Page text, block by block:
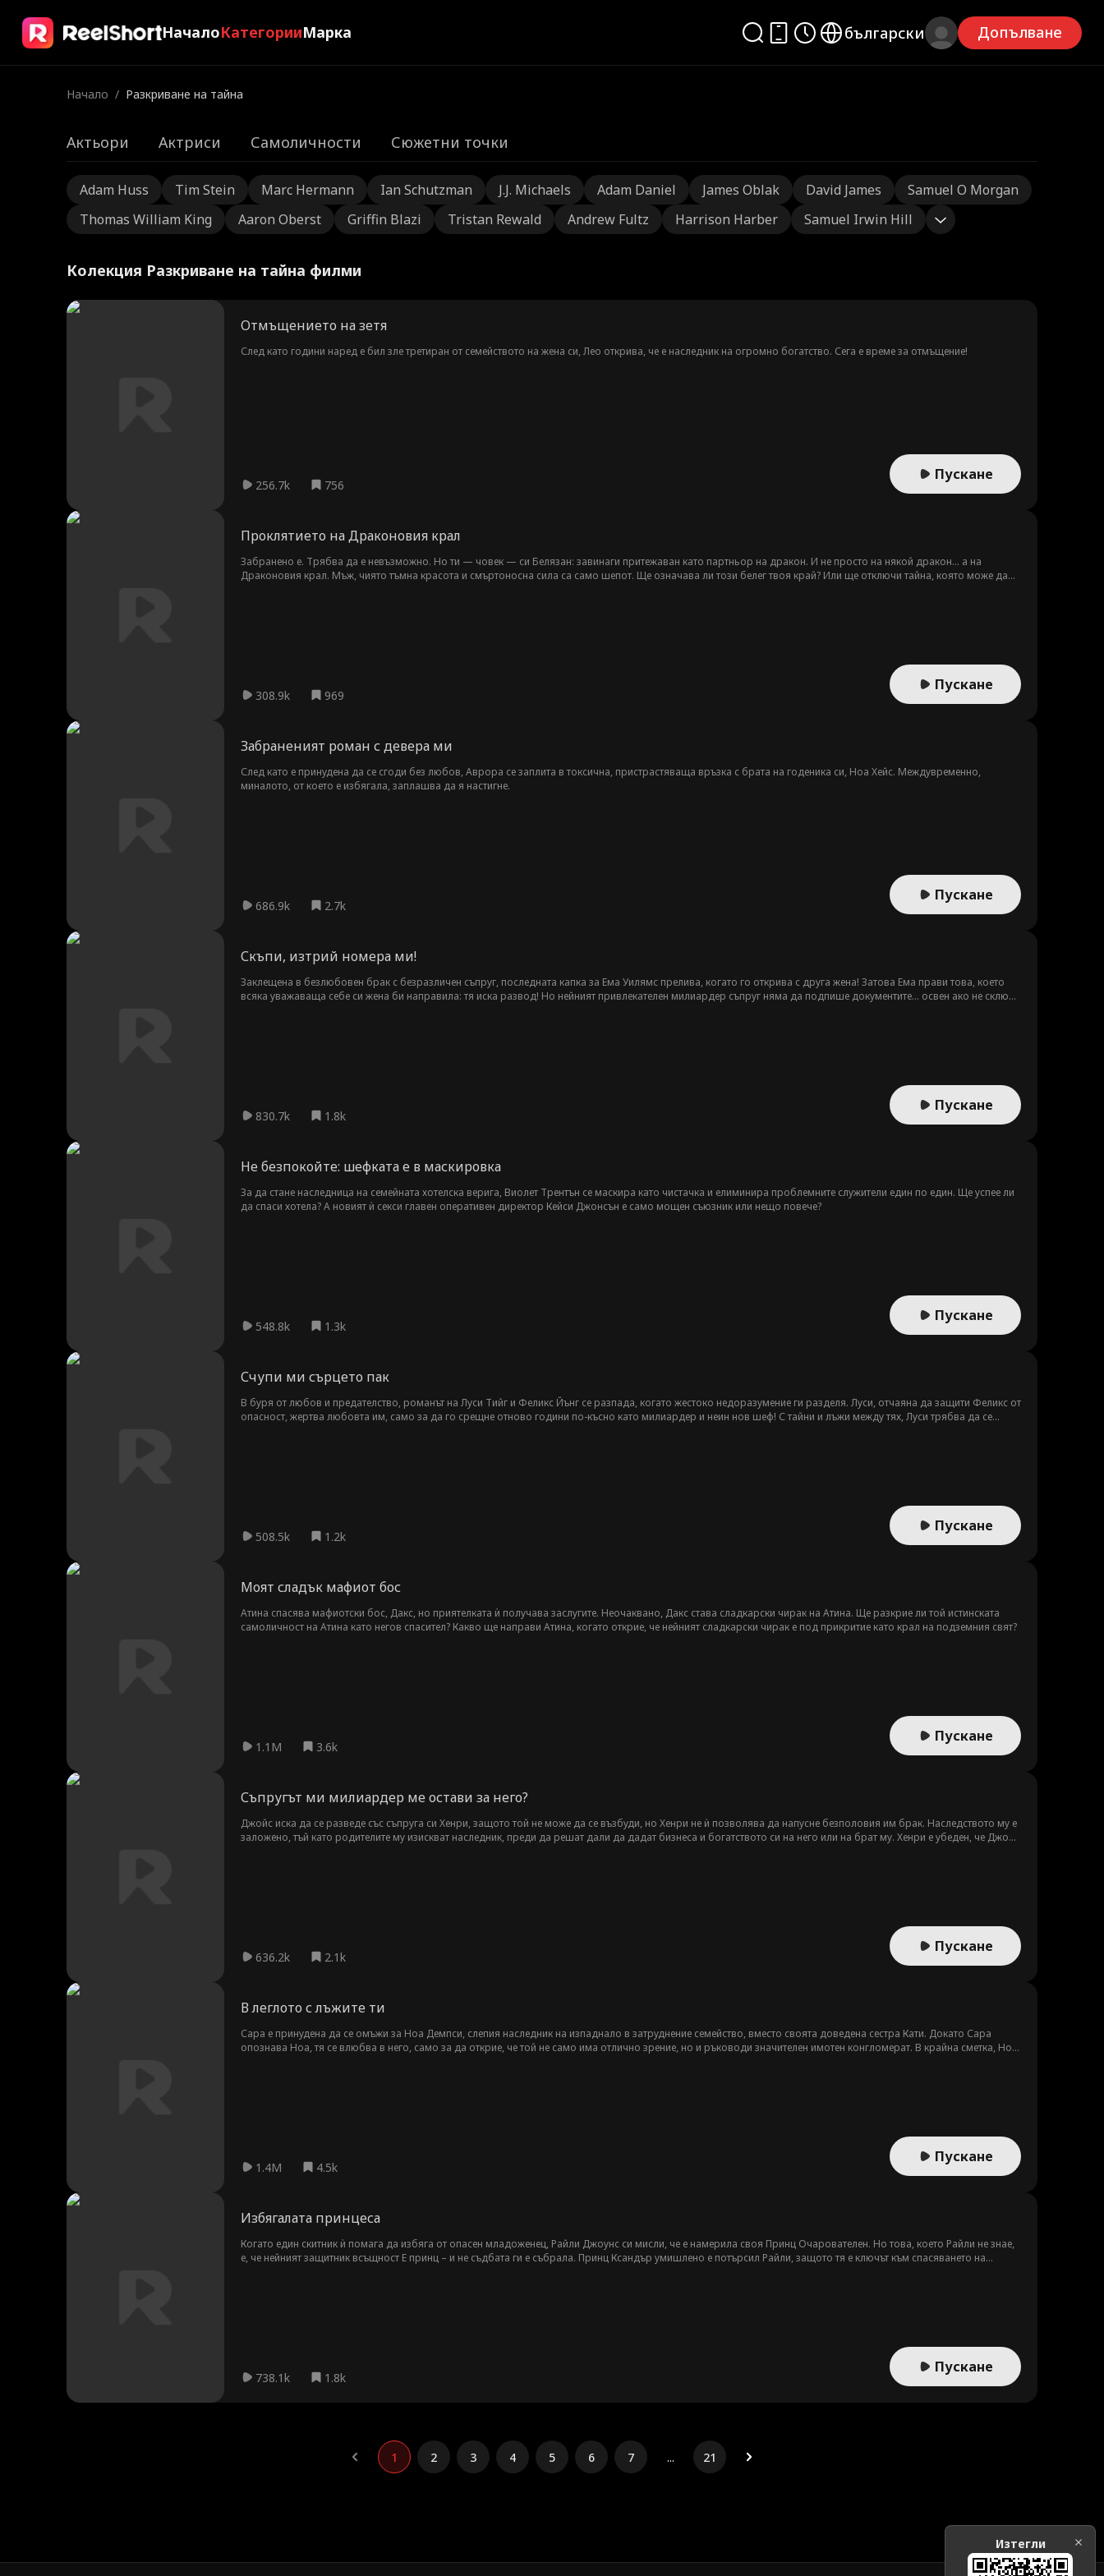
НачалоКатегорииМарка български Допълване
Начало / Разкриване на тайна
Актьори Актриси Самоличности Сюжетни точки
Adam Huss Tim Stein Marc Hermann Ian Schutzman J.J. Michaels Adam Daniel James Oblak David James
Samuel O Morgan
Thomas William King
Aaron Oberst Griffin Blazi Tristan Rewald Andrew Fultz Harrison Harber Samuel Irwin Hill
Колекция Разкриване на тайна филми
Отмъщението на зетя
След като години наред е бил зле третиран от семейството на жена си, Лео открива, че е наследник на огромно богатство. Сега е време за отмъщение!
256.7k 756
Пускане
Проклятието на Драконовия крал
Забранено е. Трябва да е невъзможно. Но ти — човек — си Белязан: завинаги притежаван като партньор на дракон. И не просто на някой дракон... а на
Драконовия крал. Мъж, чиято тъмна красота и смъртоносна сила са само шепот. Ще означава ли този белег твоя край? Или ще отключи тайна, която може да
308.9k 969
Пускане
Забраненият роман с девера ми
След като е принудена да се сгоди без любов, Аврора се заплита в токсична, пристрастяваща връзка с братa на годеника си, Ноа Хейс. Междувременно,
миналото, от което е избягала, заплашва да я настигне.
686.9k 2.7k
Пускане
Скъпи, изтрий номера ми!
Заклещена в безлюбовен брак с безразличен съпруг, последната капка за Ема Уилямс прелива, когато го открива с друга жена! Затова Ема прави това, което
всяка уважаваща себе си жена би направила: тя иска развод! Но нейният привлекателен милиардер съпруг няма да подпише документите... освен ако не сключи
830.7k 1.8k
Пускане
Не безпокойте: шефката е в маскировка
За да стане наследница на семейната хотелска верига, Виолет Трентън се маскира като чистачка и елиминира проблемните служители един по един. Ще успее ли
да спаси хотела? А новият ѝ секси главен оперативен директор Кейси Джонсън е само мощен съюзник или нещо повече?
548.8k 1.3k
Пускане
Счупи ми сърцето пак
В буря от любов и предателство, романът на Луси Тийг и Феликс Йънг се разпада, когато жестоко недоразумение ги разделя. Луси, отчаяна да защити Феликс от
опасност, жертва любовта им, само за да го срещне отново години по-късно като милиардер и неин нов шеф! С тайни и лъжи между тях, Луси трябва да се
508.5k 1.2k
Пускане
Моят сладък мафиот бос
Атина спасява мафиотски бос, Дакс, но приятелката ѝ получава заслугите. Неочаквано, Дакс става сладкарски чирак на Атина. Ще разкрие ли той истинската
самоличност на Атина като негов спасител? Какво ще направи Атина, когато открие, че нейният сладкарски чирак е под прикритие като крал на подземния свят?
1.1M 3.6k
Пускане
Съпругът ми милиардер ме остави за него?
Джойс иска да се разведе със съпруга си Хенри, защото той не може да се възбуди, но Хенри не ѝ позволява да напусне безполовия им брак. Наследството му е
заложено, тъй като родителите му изискват наследник, преди да решат дали да дадат бизнеса и богатството си на него или на брат му. Хенри е убеден, че Джойс
636.2k 2.1k
Пускане
В леглото с лъжите ти
Сара е принудена да се омъжи за Ноа Демпси, слепия наследник на изпаднало в затруднение семейство, вместо своята доведена сестра Кати. Докато Сара
опознава Ноа, тя се влюбва в него, само за да открие, че той не само има отлично зрение, но и ръководи значителен имотен конгломерат. В крайна сметка, Ноа
1.4M 4.5k
Пускане
Избягалата принцеса
Когато един скитник ѝ помага да избяга от опасен младоженец, Райли Джоунс си мисли, че е намерила своя Принц Очарователен. Но това, което Райли не знае,
е, че нейният защитник всъщност Е принц – и не съдбата ги е събрала. Принц Ксандър умишлено е потърсил Райли, защото тя е ключът към спасяването на
738.1k 1.8k
Пускане
1 2 3 4 5 6 7 ... 21
Изтегли